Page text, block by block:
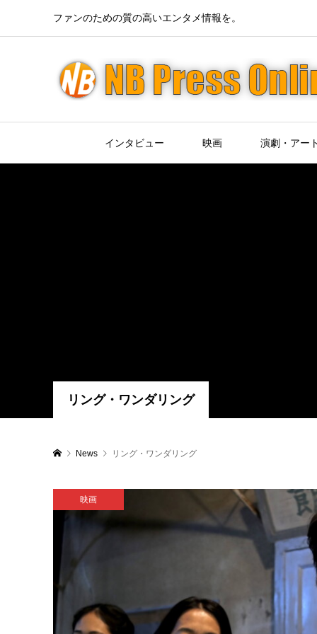
ファンのための質の高いエンタメ情報を。
インタビュー 映画 演劇・アー
リング・ワンダリング
News リング・ワンダリング
映画